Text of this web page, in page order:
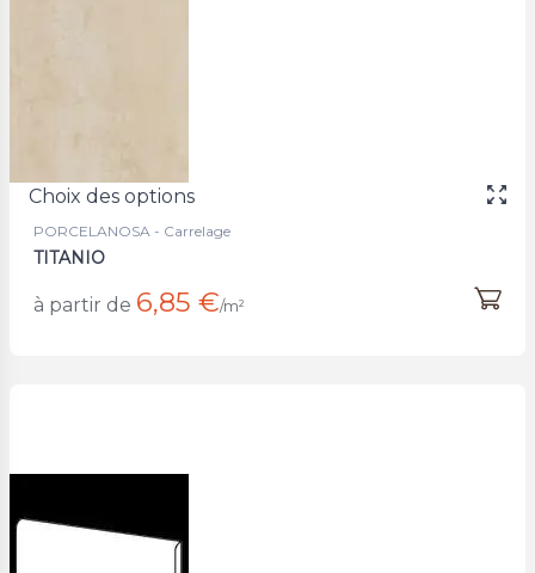
Choix des options
PORCELANOSA - Carrelage
TITANIO
à partir de 6,85 €/m²